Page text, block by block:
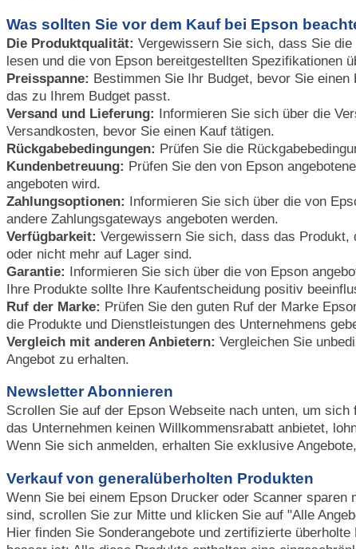
Was sollten Sie vor dem Kauf bei Epson
Die Produktqualität: Vergewissern Sie sich, dass Sie
lesen und die von Epson bereitgestellten Spezifikationen
Preisspanne: Bestimmen Sie Ihr Budget, bevor Sie
das zu Ihrem Budget passt.
Versand und Lieferung: Informieren Sie sich über die
Versandkosten, bevor Sie einen Kauf tätigen.
Rückgabebedingungen: Prüfen Sie die
Kundenbetreuung: Prüfen Sie den von Epson
angeboten wird.
Zahlungsoptionen: Informieren Sie sich über die von
andere Zahlungsgateways angeboten werden.
Verfügbarkeit: Vergewissern Sie sich, dass das
oder nicht mehr auf Lager sind.
Garantie: Informieren Sie sich über die von Epson
Ihre Produkte sollte Ihre Kaufentscheidung positiv
Ruf der Marke: Prüfen Sie den guten Ruf der Marke
die Produkte und Dienstleistungen des Unternehmens
Vergleich mit anderen Anbietern: Vergleichen Sie
Angebot zu erhalten.
Newsletter Abonnieren
Scrollen Sie auf der Epson Webseite nach unten, um
das Unternehmen keinen Willkommensrabatt anbietet,
Wenn Sie sich anmelden, erhalten Sie exklusive
Verkauf von generalüberholten Produkten
Wenn Sie bei einem Epson Drucker oder Scanner
sind, scrollen Sie zur Mitte und klicken Sie auf "Alle
Hier finden Sie Sonderangebote und zertifizierte